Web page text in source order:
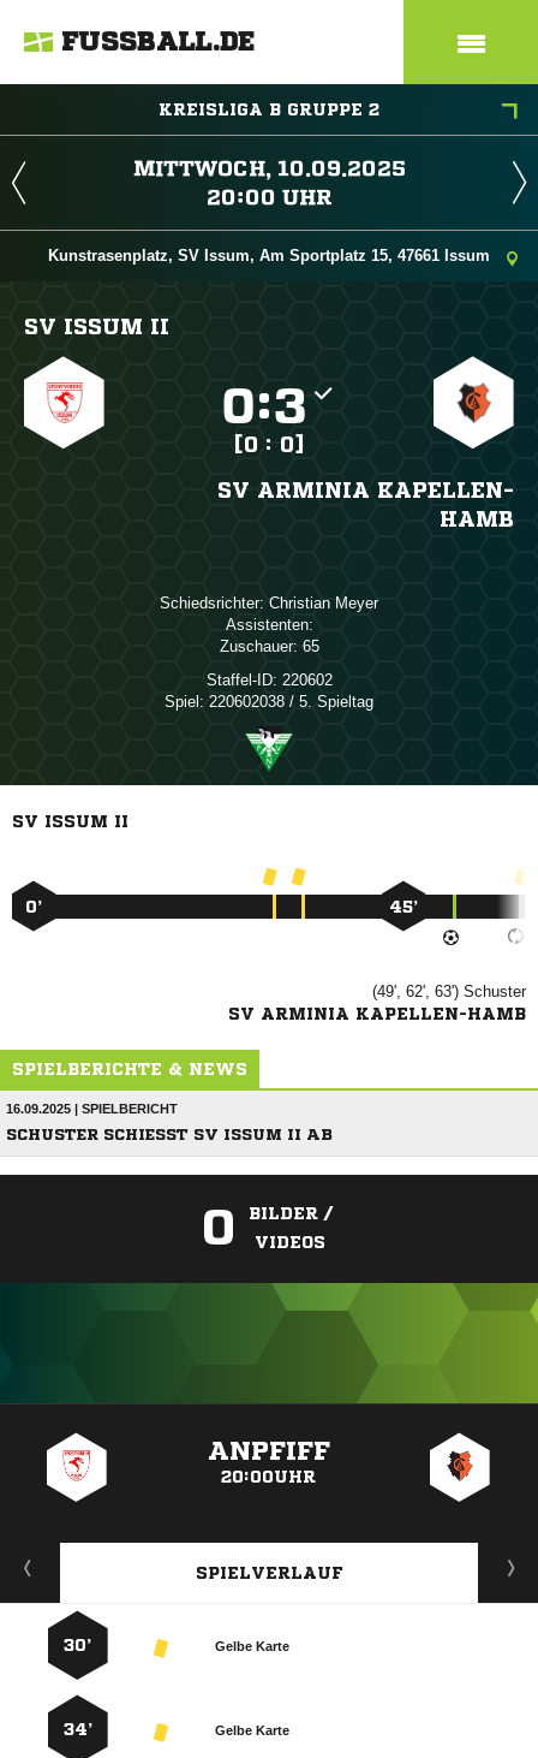
FUSSBALL.DE
KREISLIGA B GRUPPE 2
 
 
Kunstrasenplatz, SV Issum, Am Sportplatz 15, 47661 Issum
SV ISSUM II
:
[0 : 0]
SV ARMINIA KAPELLEN-
HAMB
Schiedsrichter:  
Assistenten:
Zuschauer: 65
Staffel-ID: 220602
Spiel: 220602038 / 5. Spieltag
SV ISSUM II
0’ 45’
(49', 62', 63') 
SV ARMINIA KAPELLEN-HAMB
SPIELBERICHTE & NEWS
16.09.2025 | SPIELBERICHT
SCHUSTER SCHIESST SV ISSUM II AB
0
BILDER /
VIDEOS
ANPFIFF
20:00UHR
SPIELVERLAUF
Gelbe Karte
30’
Gelbe Karte
34’